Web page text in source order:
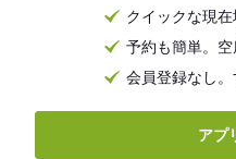
クイックな現
予約も簡単。
会員登録なし
アプ